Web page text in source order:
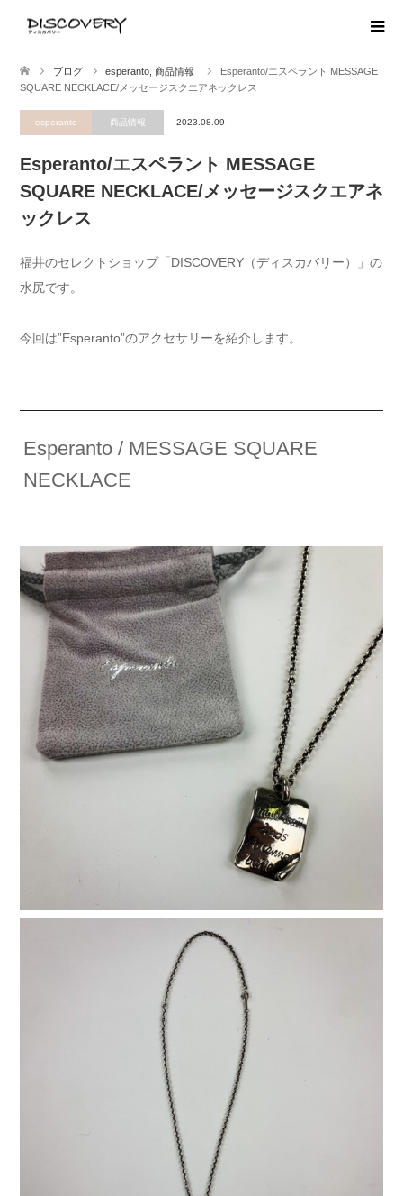
ブログ esperanto 商品情報
Esperanto/エスペラント MESSAGE
SQUARE NECKLACE/メッセージスクエアネックレス
esperanto 商品情報 2023.08.09
Esperanto/エスペラント MESSAGE
SQUARE NECKLACE/メッセージスクエアネ
ックレス
福井のセレクトショップ「DISCOVERY（ディスカバリー）」の
水尻です。
今回は”Esperanto”のアクセサリーを紹介します。
Esperanto / MESSAGE SQUARE
NECKLACE